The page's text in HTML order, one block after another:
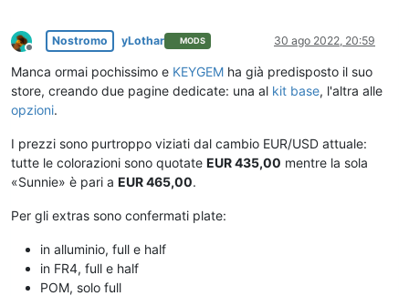
Non in linea
Nostromo yLothar MODS 30 ago 2022, 20:59
Manca ormai pochissimo e KEYGEM ha già predisposto il suo
store, creando due pagine dedicate: una al kit base, l'altra alle
opzioni.
I prezzi sono purtroppo viziati dal cambio EUR/USD attuale:
tutte le colorazioni sono quotate EUR 435,00 mentre la sola
«Sunnie» è pari a EUR 465,00.
Per gli extras sono confermati plate:
in alluminio, full e half
in FR4, full e half
POM, solo full